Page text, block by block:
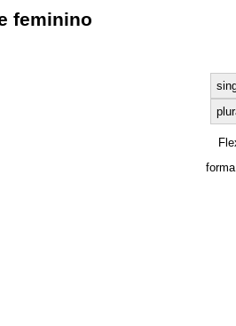
feminino